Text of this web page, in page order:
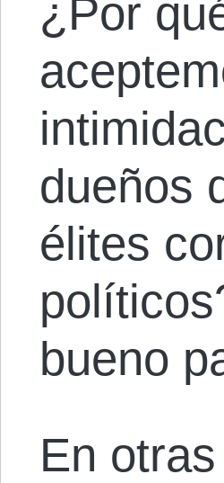
¿Por
dueños
élites
bueno
En